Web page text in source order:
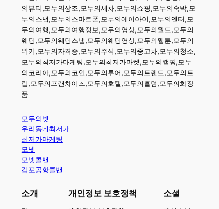
의뷰티,모두의상조,모두의세차,모두의쇼핑,모두의숙박,모
두의스냅,모두의스마트폰,모두의에이아이,모두의엔터,모
두의여행,모두의여행정보,모두의영상,모두의월드,모두의
웨딩,모두의웨딩스냅,모두의웨딩영상,모두의웹툰,모두의
위키,모두의자격증,모두의주식,모두의중고차,모두의청소,
모두의최저가마케팅,모두의최저가마켓,모두의캠핑,모두
의코리아,모두의코인,모두의투어,모두의트렌드,모두의트
립,모두의프랜차이즈,모두의호텔,모두의홀덤,모두의화장
품
모두의넷
우리동네최저가
최저가마케팅
모넷
모넷콜밴
김포공항콜밴
소개 개인정보 보호정책 소셜